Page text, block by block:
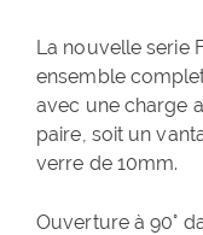
La nouvelle serie
ensemble
avec une charge
paire, soit un
verre de 10mm.
Ouverture à 90°